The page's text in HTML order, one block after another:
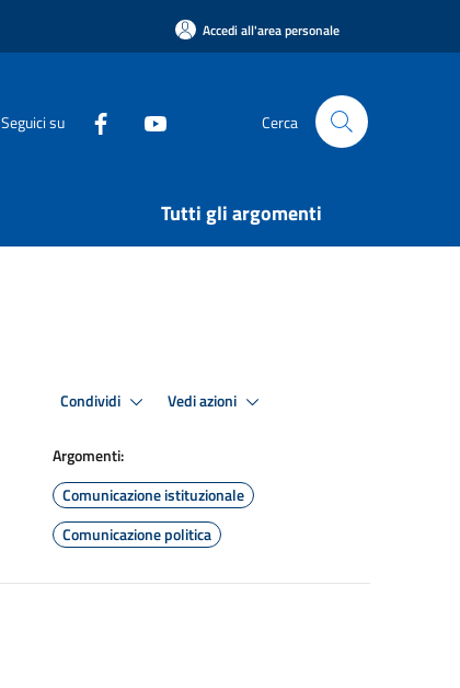
Accedi all'area personale
Seguici su Cerca
Tutti gli argomenti
Condividi Vedi azioni
Argomenti:
Comunicazione istituzionale
Comunicazione politica